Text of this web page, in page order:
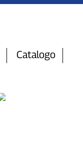
Catalogo